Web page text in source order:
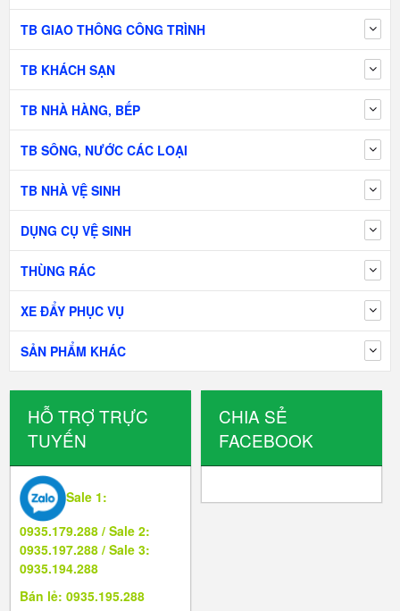
TB GIAO THÔNG CÔNG TRÌNH
TB KHÁCH SẠN
TB NHÀ HÀNG, BẾP
TB SÔNG, NƯỚC CÁC LOẠI
TB NHÀ VỆ SINH
DỤNG CỤ VỆ SINH
THÙNG RÁC
XE ĐẨY PHỤC VỤ
SẢN PHẨM KHÁC
HỖ TRỢ TRỰC
TUYẾN
Sale 1:
0935.179.288 / Sale 2:
0935.197.288 / Sale 3:
0935.194.288
Bán lẻ: 0935.195.288
CHIA SẺ
FACEBOOK